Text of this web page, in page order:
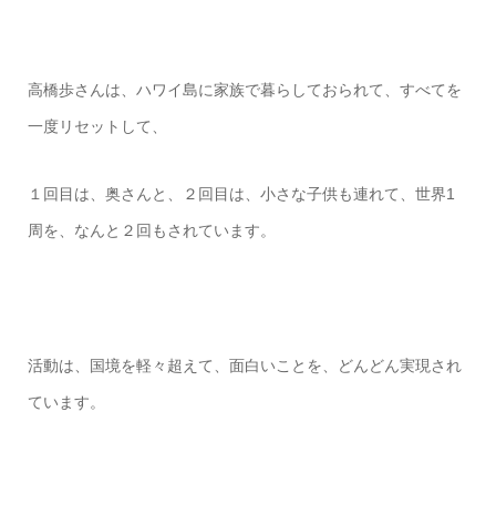
高橋歩さんは、ハワイ島に家族で暮らしておられて、 すべてを
一度リセットして、
１回目は、奥さんと、 ２回目は、小さな子供も連れて、 世界1
周を、なんと２回もされています。
活動は、国境を軽々超えて、 面白いことを、 どんどん実現され
ています。